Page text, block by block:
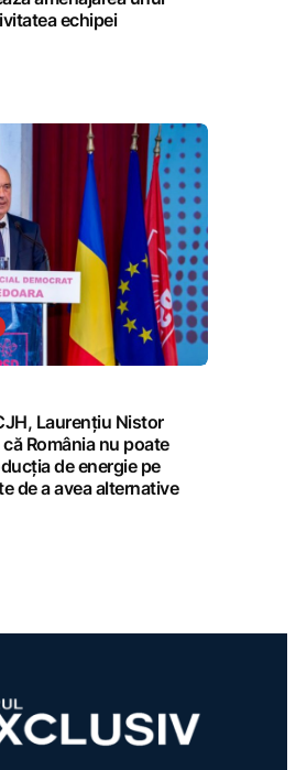
echipei
Laurențiu Nistor
România nu poate
de energie pe
de a avea alternative